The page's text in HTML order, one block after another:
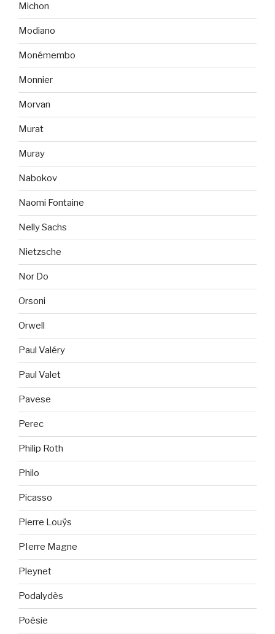
Michon
Modiano
Monémembo
Monnier
Morvan
Murat
Muray
Nabokov
Naomi Fontaine
Nelly Sachs
Nietzsche
Nor Do
Orsoni
Orwell
Paul Valéry
Paul Valet
Pavese
Perec
Philip Roth
Philo
Picasso
Pierre Louÿs
PIerre Magne
Pleynet
Podalydès
Poésie